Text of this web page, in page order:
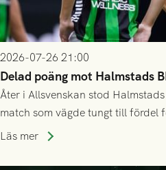
2026-07-26 21:00
Delad poäng mot Halmstads
Åter i Allsvenskan stod
match som vägde tungt till fördel
delades efter dramatik på
Läs mer